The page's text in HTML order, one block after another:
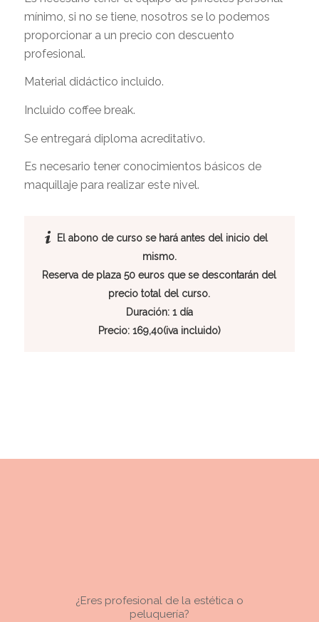
mínimo, si no se tiene, nosotros se lo podemos
proporcionar a un precio con descuento
profesional.
Material didáctico incluido.
Incluido coffee break.
Se entregará diploma acreditativo.
Es necesario tener conocimientos básicos de
maquillaje para realizar este nivel.
El abono de curso se hará antes del inicio del
mismo.
Reserva de plaza 50 euros que se descontarán del
precio total del curso.
Duración: 1 día
Precio: 169,40(iva incluido)
¿Eres profesional de la estética o
peluquería?